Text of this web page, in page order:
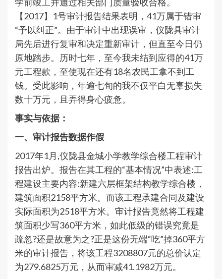
【2017】1号审计报告结果表明，41万属于错审
“予以纠正”。由于审计中出现误审，仪陇具审计
局先后进行复审和决定重新审计，但直至今日仍
原地踏步。历时七年，至今我未结到应得的41万
元工程款，至使现在还有18名农民工拿不到工
钱。受此影响，年逾七旬的我不仅平白无辜损失
数十万元，且弄得身心疲惫。
事实与依据：
一、审计报告数据作假
2017年1月,仪陇县金城小学教学综合楼工程审计
报告出炉。报告在其工程的“基本情况”中表述:工
程建设主要内容:新建六层框架结构教学综合楼，
建筑面积2158平方米。而该工程承建合同及建设
实际面积为2518平方米。审计报告竟然将工程建
筑面积少写360平方米，如此低级的错误究竟是
疏忽?还是故意为之?正是这份无端“吃”掉360平方
米的审计报告，将该工程3208807元的总价认定
为279.6825万元，从而审减41.1982万元。